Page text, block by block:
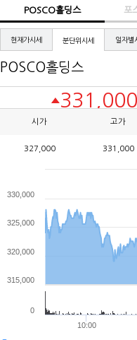
POSCO홀딩스 포
현재가시세 분단위시세 일자별
POSCO홀딩스
331,000
시가
327,000
고가
331,000
10:00
315,000
320,000
325,000
330,000
0